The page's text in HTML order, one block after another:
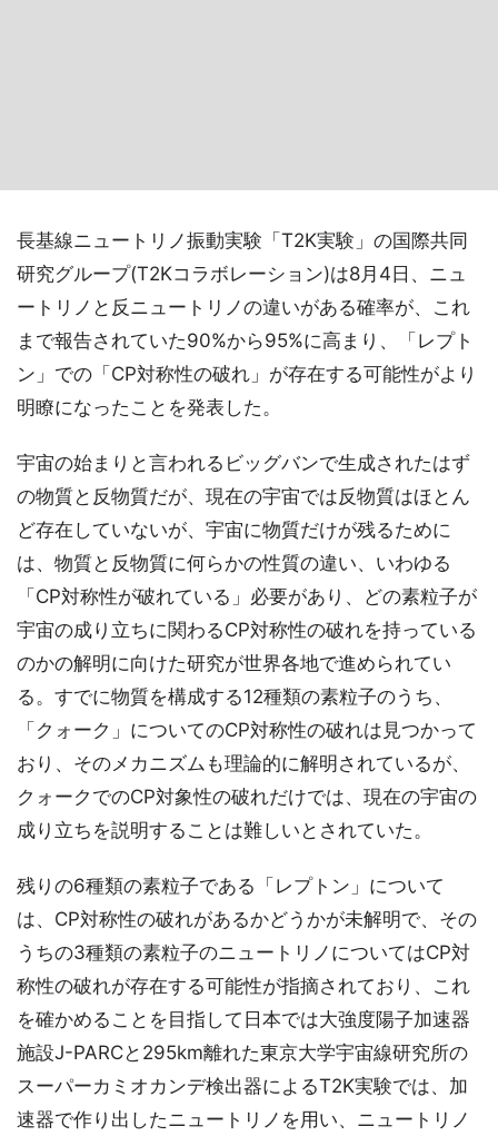
長基線ニュートリノ振動実験「T2K実験」の国際共同
研究グループ(T2Kコラボレーション)は8月4日、ニュ
ートリノと反ニュートリノの違いがある確率が、これ
まで報告されていた90%から95%に高まり、「レプト
ン」での「CP対称性の破れ」が存在する可能性がより
明瞭になったことを発表した。
宇宙の始まりと言われるビッグバンで生成されたはず
の物質と反物質だが、現在の宇宙では反物質はほとん
ど存在していないが、宇宙に物質だけが残るために
は、物質と反物質に何らかの性質の違い、いわゆる
「CP対称性が破れている」必要があり、どの素粒子が
宇宙の成り立ちに関わるCP対称性の破れを持っている
のかの解明に向けた研究が世界各地で進められてい
る。すでに物質を構成する12種類の素粒子のうち、
「クォーク」についてのCP対称性の破れは見つかって
おり、そのメカニズムも理論的に解明されているが、
クォークでのCP対象性の破れだけでは、現在の宇宙の
成り立ちを説明することは難しいとされていた。
残りの6種類の素粒子である「レプトン」について
は、CP対称性の破れがあるかどうかが未解明で、その
うちの3種類の素粒子のニュートリノについてはCP対
称性の破れが存在する可能性が指摘されており、これ
を確かめることを目指して日本では大強度陽子加速器
施設J-PARCと295km離れた東京大学宇宙線研究所の
スーパーカミオカンデ検出器によるT2K実験では、加
速器で作り出したニュートリノを用い、ニュートリノ